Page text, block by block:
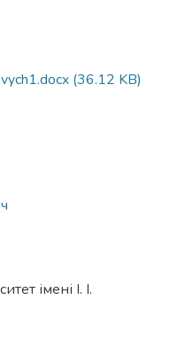
(36.12 KB)
імені І. І.